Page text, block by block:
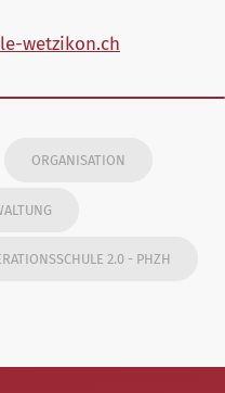
l -w tz k n ch
ORGANISATION
2.0 - PHZH